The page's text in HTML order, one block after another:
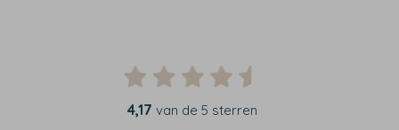
4,17 van de 5 sterren